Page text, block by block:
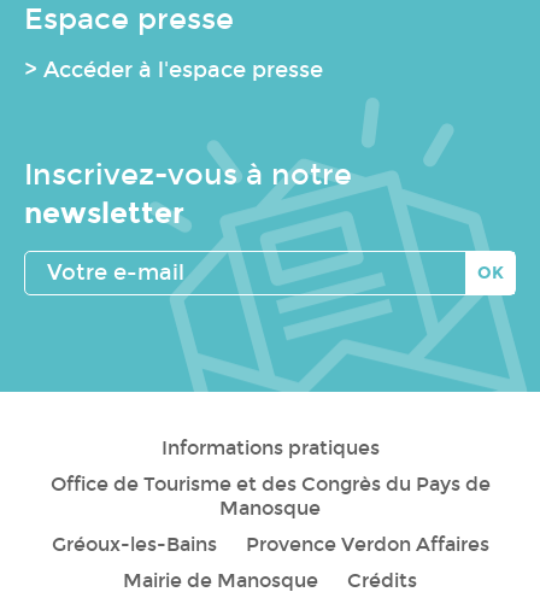
Espace presse
> Accéder à l'espace presse
Inscrivez-vous à notre
newsletter
Votre
e-
Informations pratiques
Office de Tourisme et des Congrès du Pays de
Manosque
Gréoux-les-Bains
Provence Verdon Affaires
Mairie de Manosque
Crédits